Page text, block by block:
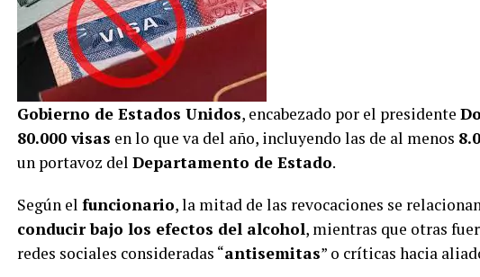
Gobierno de Estados Unidos, encabezado por el presidente
80.000 visas en lo que va del año, incluyendo las de al menos
un portavoz del Departamento de Estado.
Según el funcionario, la mitad de las revocaciones se
conducir bajo los efectos del alcohol, mientras que otras
redes sociales consideradas “antisemitas” o críticas hacia